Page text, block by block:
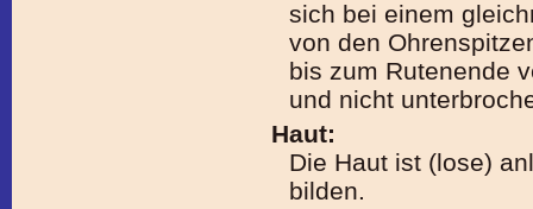
sich bei einem
von den
bis zum Rutenende
und nicht
Haut:
Die Haut ist (lose)
bilden.